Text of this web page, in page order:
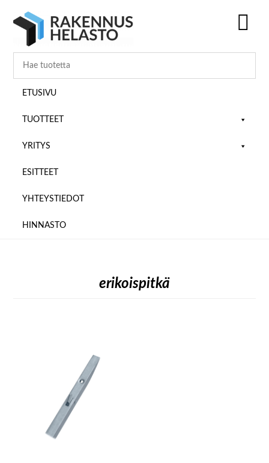
pääsisältöön
ensisijaiseen
alatunnisteeseen
ETUSIVU
TUOTTEET
YRITYS
ESITTEET
YHTEYSTIEDOT
HINNASTO
erikoispitkä